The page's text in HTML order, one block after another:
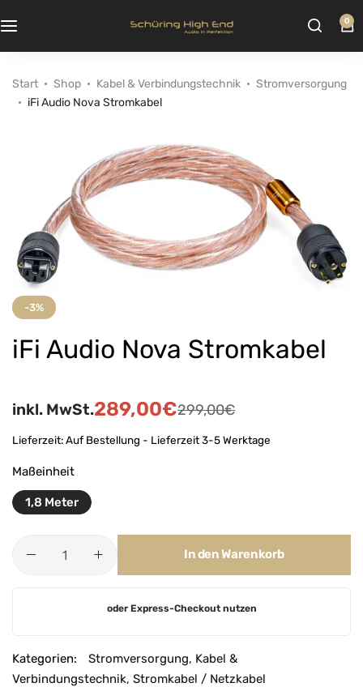
0
Start Shop Kabel & Verbindungstechnik
Stromversorgung
iFi Audio Nova Stromkabel
-3%
iFi Audio Nova Stromkabel
299,00€
289,00€
inkl. MwSt.
Lieferzeit:Auf Bestellung - Lieferzeit 3-5 Werktage
Maßeinheit
1,8 Meter
In den Warenkorb
e
r
oder Express-Checkout nutzen
Kategorien: Stromversorgung, Kabel &
Verbindungstechnik, Stromkabel / Netzkabel